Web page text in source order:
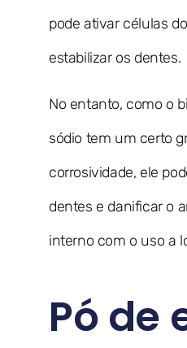
pode ativar células
estabilizar os dentes.
No entanto, como o
sódio tem um certo
corrosividade, ele
dentes e danificar o
interno com o uso a
Pó de